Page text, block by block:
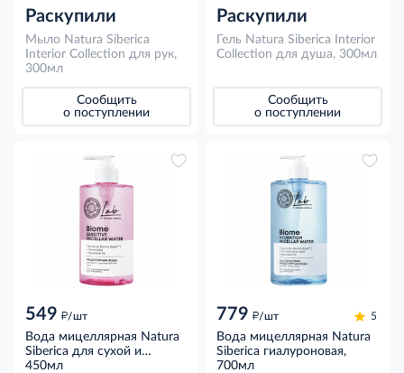
Раскупили
Мыло Natura Siberica
Interior Collection для рук,
300мл
Сообщить
о поступлении
Раскупили
Гель Natura Siberica Interior
Collection для душа, 300мл
Сообщить
о поступлении
549 д/шт
Вода мицеллярная Natura
Siberica для сухой и
чувствительной кожи,
450мл
779 д/шт 5
Вода мицеллярная Natura
Siberica гиалуроновая,
700мл